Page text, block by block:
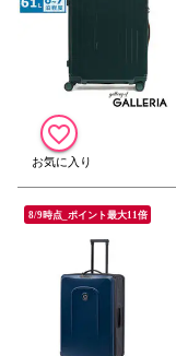
8/9時点_ポイント最大11倍